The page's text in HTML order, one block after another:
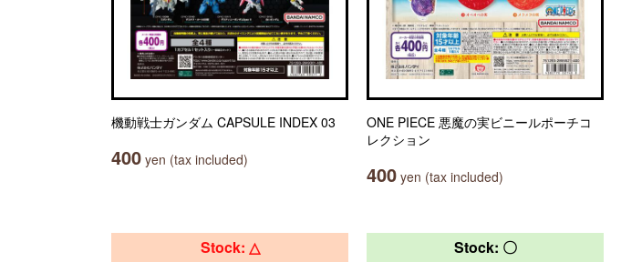
機動戦士ガンダム CAPSULE INDEX 03
400 yen (tax included)
ONE PIECE 悪魔の実ビニールポーチコ
レクション
400 yen (tax included)
Stock: △ Stock: 〇